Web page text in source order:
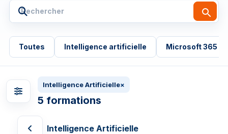
Toutes Intelligence artificielle Microsoft 365
Intelligence Artificielle×
5 formations
Intelligence Artificielle